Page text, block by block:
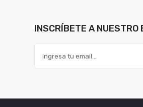
INSCRÍBETE A NUESTRO